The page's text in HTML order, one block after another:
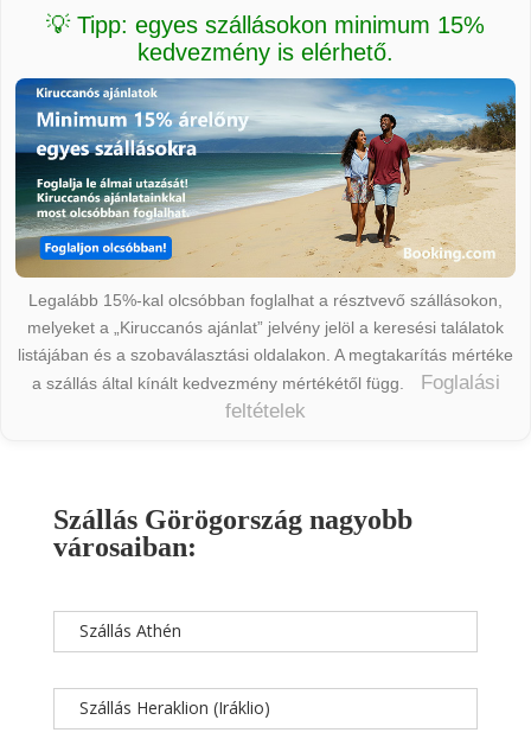
💡 Tipp: egyes szállásokon minimum 15%
kedvezmény is elérhető.
Legalább 15%-kal olcsóbban foglalhat a résztvevő szállásokon,
melyeket a „Kiruccanós ajánlat” jelvény jelöl a keresési találatok
listájában és a szobaválasztási oldalakon. A megtakarítás mértéke
a szállás által kínált kedvezmény mértékétől függ.
Foglalási
feltételek
Szállás Görögország nagyobb
városaiban:
Szállás Athén
Szállás Heraklion (Iráklio)